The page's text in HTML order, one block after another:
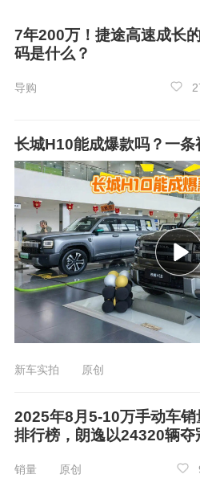
来，并且拐角的角度更大，
硕“身材”更搭，这个拐角虽
角有点相似，但又有着一
本次试驾的是2.0T的
轮圈看起来会更大，样式
闭式的设计，也有着一些
胎采用了固特异品牌，规
7年200万！捷途高速成长
码是什么？
导购
长城H10能成爆款吗？一条
新车实拍 原创
2025年8月5-10万手动车销
排行榜，朗逸以24320辆夺
销量 原创